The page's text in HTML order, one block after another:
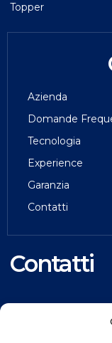
Topper
Azienda
Domande
Tecnologia
Experience
Garanzia
Contatti
Contatti
HILDING ANDERS